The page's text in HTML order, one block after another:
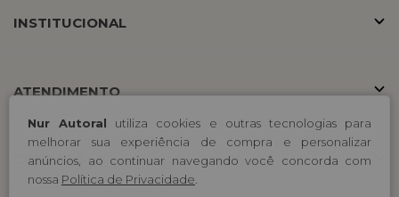
Nur Autoral utiliza cookies e outras tecnologias para
melhorar sua experiência de compra e personalizar
anúncios, ao continuar navegando você concorda com
nossa Política de Privacidade
INSTITUCIONAL
ATENDIMENTO
CONTATO